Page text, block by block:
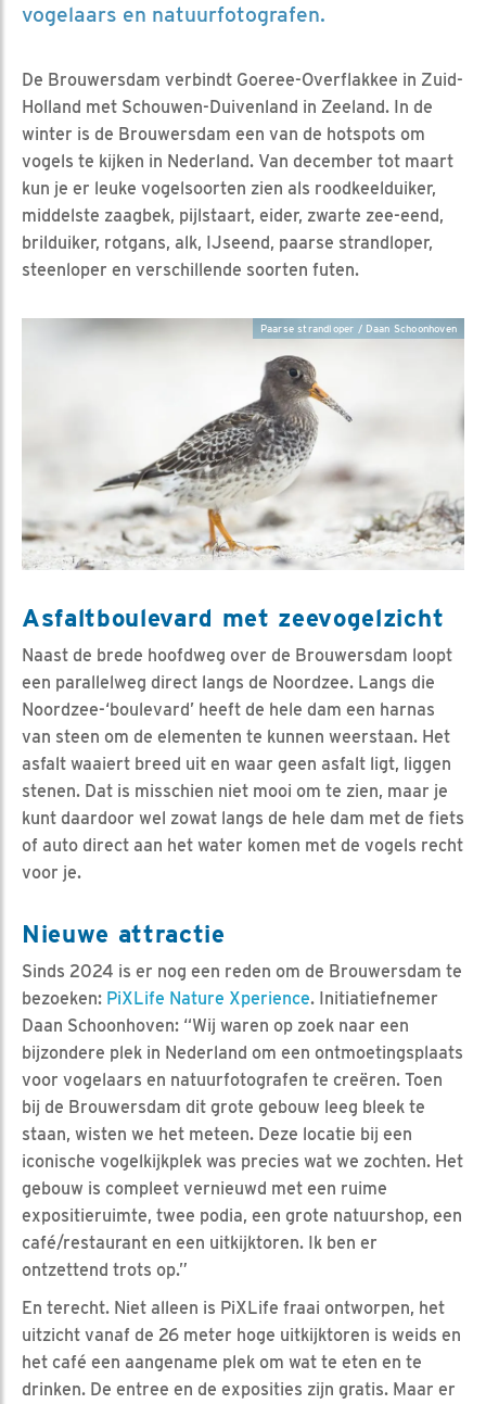
vogelaars en natuurfotografen.
De Brouwersdam verbindt Goeree-Overflakkee in Zuid-
Holland met Schouwen-Duivenland in Zeeland. In de
winter is de Brouwersdam een van de hotspots om
vogels te kijken in Nederland. Van december tot maart
kun je er leuke vogelsoorten zien als roodkeelduiker,
middelste zaagbek, pijlstaart, eider, zwarte zee-eend,
brilduiker, rotgans, alk, IJseend, paarse strandloper,
steenloper en verschillende soorten futen.
Paarse strandloper / Daan Schoonhoven
Asfaltboulevard met zeevogelzicht
Naast de brede hoofdweg over de Brouwersdam loopt
een parallelweg direct langs de Noordzee. Langs die
Noordzee-‘boulevard’ heeft de hele dam een harnas
van steen om de elementen te kunnen weerstaan. Het
asfalt waaiert breed uit en waar geen asfalt ligt, liggen
stenen. Dat is misschien niet mooi om te zien, maar je
kunt daardoor wel zowat langs de hele dam met de fiets
of auto direct aan het water komen met de vogels recht
voor je.
Nieuwe attractie
Sinds 2024 is er nog een reden om de Brouwersdam te
bezoeken: PiXLife Nature Xperience. Initiatiefnemer
Daan Schoonhoven: “Wij waren op zoek naar een
bijzondere plek in Nederland om een ontmoetingsplaats
voor vogelaars en natuurfotografen te creëren. Toen
bij de Brouwersdam dit grote gebouw leeg bleek te
staan, wisten we het meteen. Deze locatie bij een
iconische vogelkijkplek was precies wat we zochten. Het
gebouw is compleet vernieuwd met een ruime
expositieruimte, twee podia, een grote natuurshop, een
café/restaurant en een uitkijktoren. Ik ben er
ontzettend trots op.”
En terecht. Niet alleen is PiXLife fraai ontworpen, het
uitzicht vanaf de 26 meter hoge uitkijktoren is weids en
het café een aangename plek om wat te eten en te
drinken. De entree en de exposities zijn gratis. Maar er